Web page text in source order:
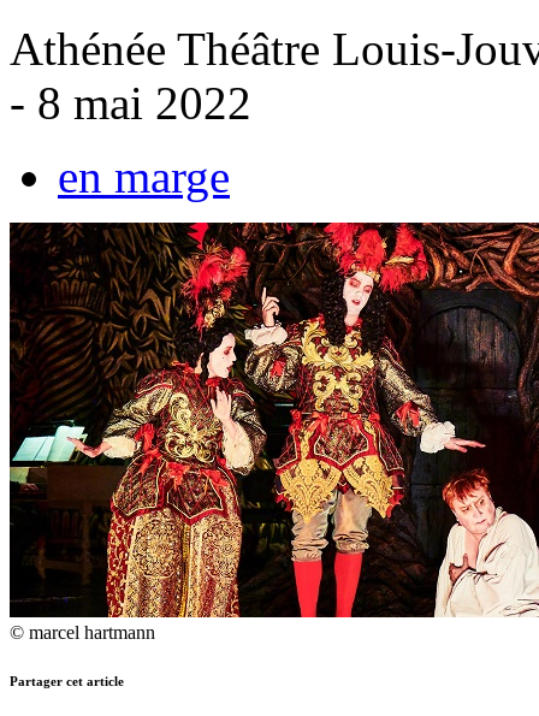
Athénée Théâtre Louis-
- 8 mai 2022
en marge
© marcel hartmann
Partager cet article